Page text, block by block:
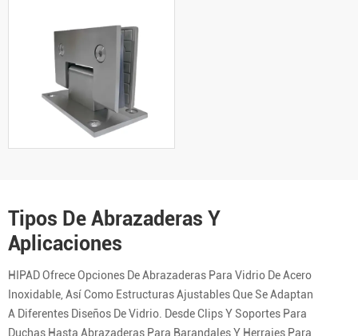
Tipos De Abrazaderas Y
Aplicaciones
HIPAD Ofrece Opciones De Abrazaderas Para Vidrio De Acero
Inoxidable, Así Como Estructuras Ajustables Que Se Adaptan
A Diferentes Diseños De Vidrio. Desde Clips Y Soportes Para
Duchas Hasta Abrazaderas Para Barandales Y Herrajes Para